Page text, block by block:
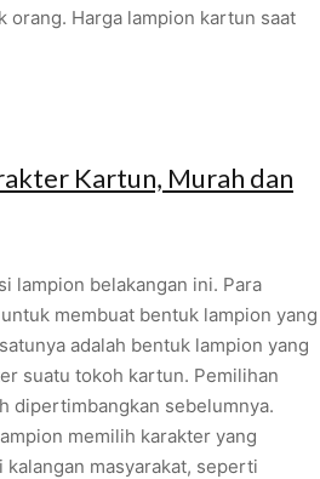
orang. Harga lampion kartun saat
Kartun, Murah dan
lampion belakangan ini. Para
membuat bentuk lampion yang
adalah bentuk lampion yang
suatu tokoh kartun. Pemilihan
dipertimbangkan sebelumnya.
memilih karakter yang
masyarakat, seperti